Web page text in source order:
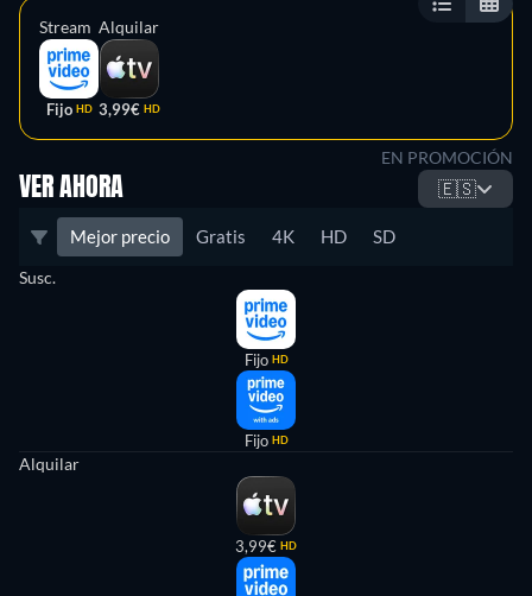
Stream
Fijo HD
Alquilar
3,99€ HD
EN PROMOCIÓN
VER AHORA 🇪🇸
Mejor precio Gratis 4K HD SD
Susc.
Fijo HD
Fijo HD
Alquilar
3,99€ HD